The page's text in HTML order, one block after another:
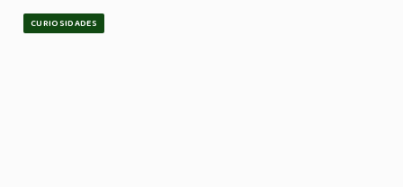
CURIOSIDADES